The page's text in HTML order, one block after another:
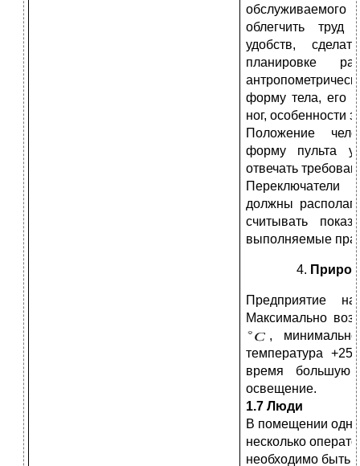
облегчить
удобств,
планировке
форму тела, его
ног, особенности
Положение
форму пульта
отвечать
Переключатели
должны
считывать
выполняемые
Предприятие
Максимально
,
температура +25
время большую
освещение.
1.7 Люди
В помещении
несколько
необходимо быть